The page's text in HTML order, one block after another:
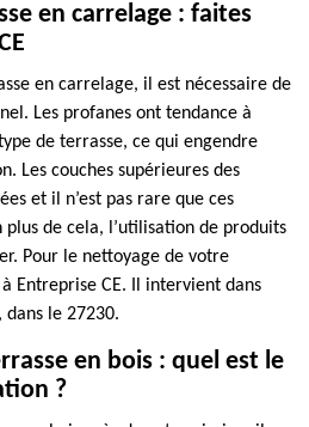
en carrelage : faites
en carrelage, il est nécessaire de
Les profanes ont tendance à
de terrasse, ce qui engendre
Les couches supérieures des
et il n’est pas rare que ces
plus de cela, l’utilisation de produits
Pour le nettoyage de votre
Entreprise CE. Il intervient dans
le 27230.
en bois : quel est le
?